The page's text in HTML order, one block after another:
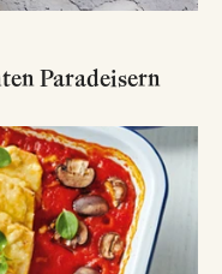
Paradeisern